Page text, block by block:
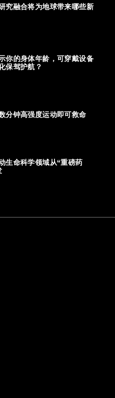
究融合将为地球带来哪些新
你的身体年龄，可穿戴设备
保驾护航？
分钟高强度运动即可救命
生命科学领域从“重磅药